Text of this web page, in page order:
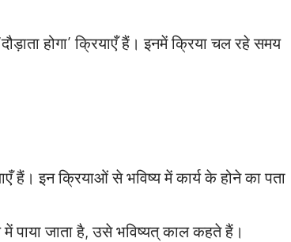
होगा’ क्रियाएँ हैं। इनमें क्रिया चल रहे समय
हैं। इन क्रियाओं से भविष्य में कार्य के होने का पता
पाया जाता है, उसे भविष्यत् काल कहते हैं।